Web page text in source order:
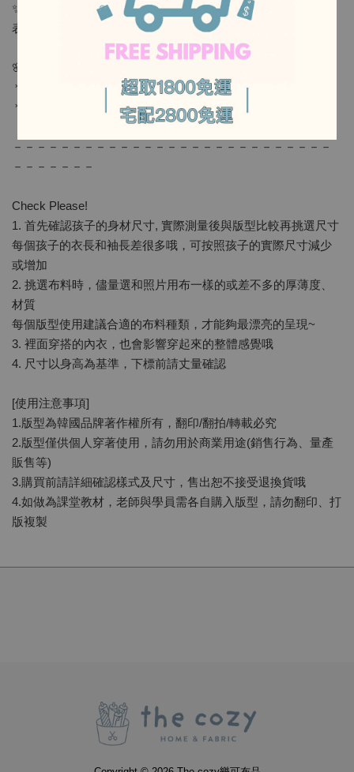
-
-
✨建議使用布料✨
表布：彈性布
🌸需要的用布量（大幅寬的布料為基準）
＊表布：－
＊其他材料：－
－－－－－－－－－－－－－－－－－－－－－－－－－－－
－－－－－－－
Check Please!
1. 首先確認孩子的身材尺寸, 實際測量後與版型比較再挑選尺寸
每個孩子的衣長和袖長差很多哦，可按照孩子的實際尺寸減少
或增加
2. 挑選布料時，儘量選和照片用布一樣的或差不多的厚薄度、
材質
每個版型使用建議合適的布料種類，才能夠最漂亮的呈現~
3. 裡面穿搭的內衣，也會影響穿起來的整體感覺哦
4. 尺寸以身高為基準，下標前請丈量確認
[使用注意事項]
1.版型為韓國品牌著作權所有，翻印/翻拍/轉載必究
2.版型僅供個人穿著使用，請勿用於商業用途(銷售行為、量產
販售等)
3.購買前請詳細確認樣式及尺寸，售出恕不接受退換貨哦
4.如做為課堂教材，老師與學員需各自購入版型，請勿翻印、打
版複製